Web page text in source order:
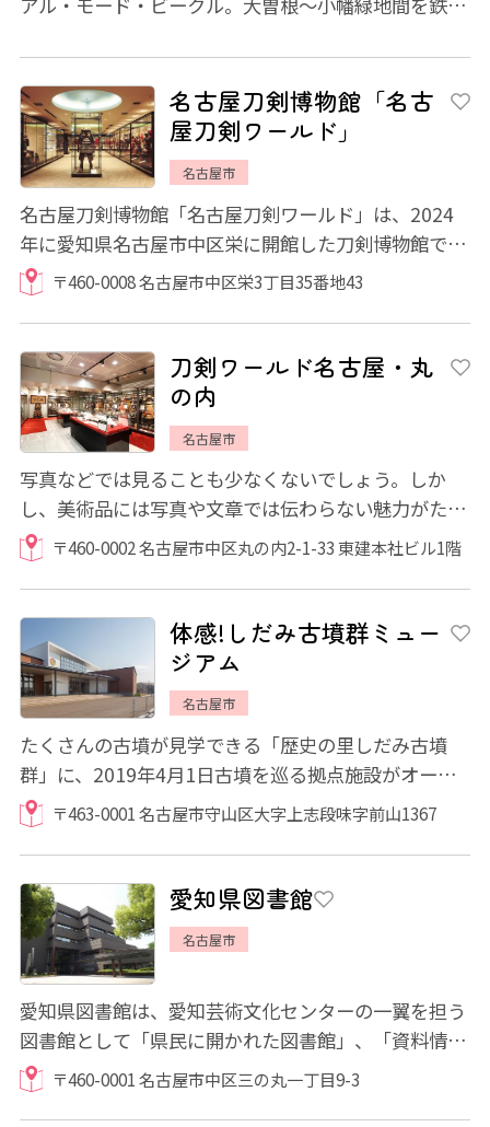
名古屋刀剣博物館「名古
屋刀剣ワールド」
名古屋市
名古屋刀剣博物館「名古屋刀剣ワールド」は、2024
年に愛知県名古屋市中区栄に開館した刀剣博物館で
す。 館内では常時約150振の日本刀（刀剣）を展...
〒460-0008 名古屋市中区栄3丁目35番地43
刀剣ワールド名古屋・丸
の内
名古屋市
写真などでは見ることも少なくないでしょう。しか
し、美術品には写真や文章では伝わらない魅力がたく
さん秘められています。 東建コーポレーショ...
〒460-0002 名古屋市中区丸の内2-1-33 東建本社ビル1階
体感!しだみ古墳群ミュー
ジアム
名古屋市
たくさんの古墳が見学できる「歴史の里しだみ古墳
群」に、2019年4月1日古墳を巡る拠点施設がオープ
ンしました。 市内最高峰の東谷山がある守山区...
〒463-0001 名古屋市守山区大字上志段味字前山1367
愛知県図書館
名古屋市
愛知県図書館は、愛知芸術文化センターの一翼を担う
図書館として「県民に開かれた図書館」、「資料情報
センターとしての図書館」、「県内の市町村...
〒460-0001 名古屋市中区三の丸一丁目9-3